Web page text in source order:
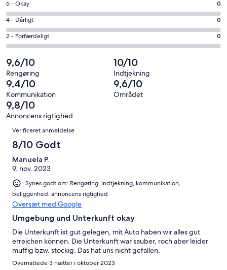
−
Fremragende.
9
af
i
alt
11
anmeldelser
8
−
Udmærket.
2
i
alt
11
anmeldelser
Bedømmelse
på
6
−
Okay.
0
af
i
alt
11
anmeldelser
6 - Okay 0
Bedømmelse
på
4
Dårligt.
0
af
i
alt
11
anmeldelser
4 - Dårligt 0
Bedømmelse
på
2
−
Forfærdeligt.
0
af
anmeldelser
2 - Forfærdeligt 0
9,6/10
Rengøring
10/10
Indtjekning
9,4/10
Kommunikation
9,6/10
Området
9,8/10
Annoncens rigtighed
Anmeldelser
Verificeret anmeldelse
8/10 Godt
Manuela P.
9. nov. 2023
Synes godt om: Rengøring, indtjekning, kommunikation,
beliggenhed, annoncens rigtighed
Oversæt med Google
Umgebung und Unterkunft okay
Die Unterkunft ist gut gelegen, mit Auto haben wir alles gut
erreichen können. Die Unterkunft war sauber, roch aber leider
muffig bzw. stockig. Das hat uns nicht gefallen.
Overnattede 3 nætter i oktober 2023